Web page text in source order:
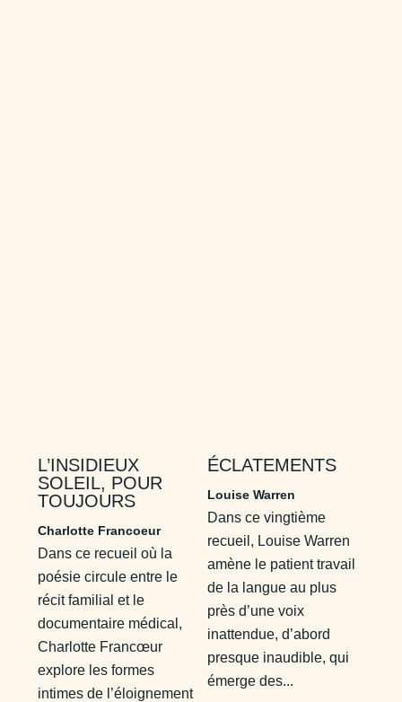
L’INSIDIEUX
SOLEIL, POUR
TOUJOURS
Charlotte Francoeur
Dans ce recueil où la
poésie circule entre le
récit familial et le
documentaire médical,
Charlotte Francœur
explore les formes
intimes de l’éloignement
ÉCLATEMENTS
Louise Warren
Dans ce vingtième
recueil, Louise Warren
amène le patient travail
de la langue au plus
près d’une voix
inattendue, d’abord
presque inaudible, qui
émerge des...